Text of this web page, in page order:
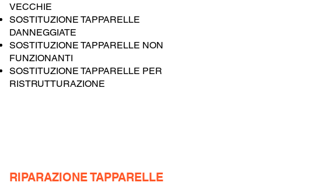
VECCHIE
SOSTITUZIONE TAPPARELLE
DANNEGGIATE
SOSTITUZIONE TAPPARELLE NON
FUNZIONANTI
SOSTITUZIONE TAPPARELLE PER
RISTRUTTURAZIONE
RIPARAZIONE TAPPARELLE